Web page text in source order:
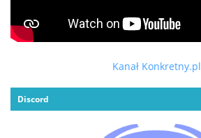
Kanał Konkretny.pl
Discord